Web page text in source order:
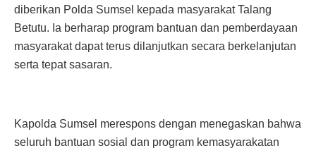
diberikan Polda Sumsel kepada masyarakat Talang
Betutu. Ia berharap program bantuan dan pemberdayaan
masyarakat dapat terus dilanjutkan secara berkelanjutan
serta tepat sasaran.
Kapolda Sumsel merespons dengan menegaskan bahwa
seluruh bantuan sosial dan program kemasyarakatan